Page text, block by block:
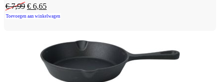
€7,99 € 6,65
Toevoegen aan winkelwagen